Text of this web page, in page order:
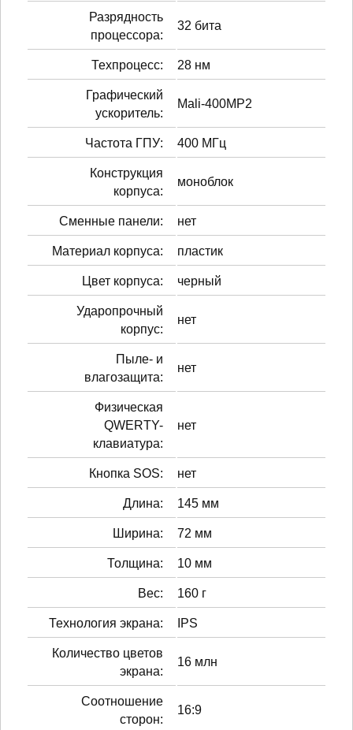
Разрядность
процессора:
32 бита
Техпроцесс: 28 нм
Графический
ускоритель:
Mali-400MP2
Частота ГПУ: 400 МГц
Конструкция
корпуса:
моноблок
Сменные панели: нет
Материал корпуса: пластик
Цвет корпуса: черный
Ударопрочный
корпус:
нет
Пыле- и
влагозащита:
нет
Физическая
QWERTY-
клавиатура:
нет
Кнопка SOS: нет
Длина: 145 мм
Ширина: 72 мм
Толщина: 10 мм
Вес: 160 г
Технология экрана: IPS
Количество цветов
экрана:
16 млн
Соотношение
сторон:
16:9